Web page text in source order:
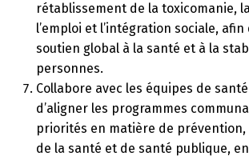
rétablissement de la toxicomanie,
l’emploi et l’intégration sociale,
soutien global à la santé et à la
personnes.
Collabore avec les équipes de
d’aligner les programmes
priorités en matière de
de la santé et de santé publique,